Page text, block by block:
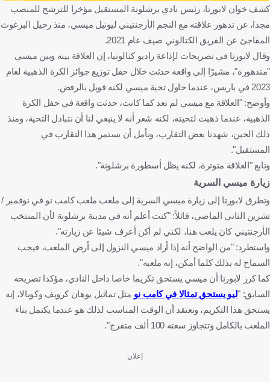
الدوري الإسباني
لوس أنجلوس إف سي ضد إنتر ميامي
لوس أنجلوس إف سي
إنتر ميامي
الدوري الأمريكي
ليونيل ميسي
إسبانيا الولايات المتحدة
كشف خوان لابورتا، رئيس نادي برشلونة المستقيل مؤخرا للترشح للمنصب
مجدا، عن تدهور علاقته مع النجم الأرجنتيني ليونيل ميسي، منذ رحيل البرغوث
المفاجئ عن الفريق الكتالوني صيف عام 2021.
وقال لابورتا في تصريحات لإذاعة راديو كتالونيا، إن العلاقة بينه وبين ميسي
"متدهورة"، مشيرًا إلى واقعة حدثت خلال حفل توزيع جوائز الكرة الذهبية لعام
2023 في باريس، عندما حاول تحية ميسي لكنه قوبل بالرفض.
وأوضح: "العلاقة مع ميسي لم تعد كما كانت، حدثت واقعة في حفل الكرة
الذهبية، عندما ذهبت لتحيته، لكنه شعر أنه لا ينبغي لنا أن نتبادل التحية، ومنذ
ذلك الحين، شهدنا بعض التقارب، ونأمل أن يستمر هذا التقارب في
المستقبل".
وتابع "العلاقة متوترة، لكنه يظل أسطورة برشلونة".
زيارة ميسي السرية
وتطرق لابورتا إلى زيارة ميسي السرية إلى ملعب ملعب كامب نو في نوفمبر /
تشرين الثاني الماضي، قائلاً: "كنت أعلم أنه في مدينة برشلونة لأن المنتخب
الأرجنتيني كان يلعب هنا، لكني لم أكن أعرف شيئا عن زيارته".
واستطرد: "من الواضح أنه إذا أراد ميسي النزول إلى أرض الملعب، فيجب
السماح له بذلك كلما أمكن، إنه ملعبه".
كما كرر لابورتا أن ميسي يستحق تكريما خاصا داخل النادي، مؤكدا تصريحه
السابق: "ليو يستحق تمثالا في كامب نو مثل تماثيل يوهان كرويف وكوبالا، إنه
يستحق هذا التكريم، ونعتقد أن الوقت المناسب لذلك هو عندما يكتمل بناء
الملعب بالكامل وتتجاوز سعته 100 ألف متفرج".
إعلان